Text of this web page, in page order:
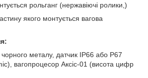
рольганг (нержавіючі ролики,)
якого монтується вагова
чорного металу, датчик IP66 або P67
вагопроцесор Аксіс-01 (висота цифр